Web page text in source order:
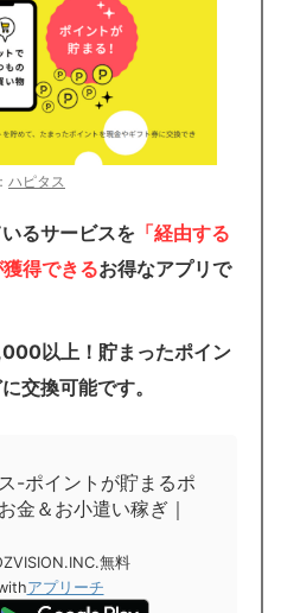
ハピタス
るサービスを 「経由する
得できるお得なアプリで
以上！貯まったポイン
交換可能です。
-ポイントが貯まるポ
金＆お小遣い稼ぎ｜
無料
アプリーチ